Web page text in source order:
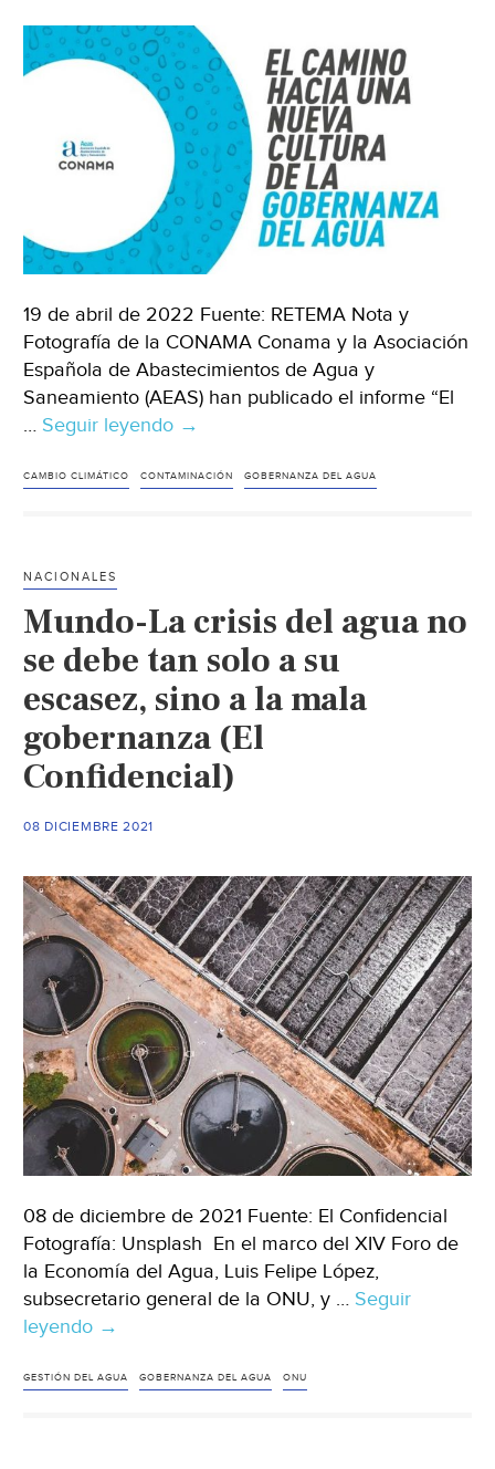
19 de abril de 2022 Fuente: RETEMA Nota y
Fotografía de la CONAMA Conama y la Asociación
Española de Abastecimientos de Agua y
Saneamiento (AEAS) han publicado el informe “El
… Seguir leyendo Mundo-
la
riesgos
climáticos
y
de
contaminación
(RETEMA)
→
CAMBIO CLIMÁTICO CONTAMINACIÓN GOBERNANZA DEL AGUA
NACIONALES
Mundo-La crisis del agua no
se debe tan solo a su
escasez, sino a la mala
gobernanza (El
Confidencial)
08 DICIEMBRE 2021
08 de diciembre de 2021 Fuente: El Confidencial
Fotografía: Unsplash En el marco del XIV Foro de
la Economía del Agua, Luis Felipe López,
subsecretario general de la ONU, y … Seguir
leyendo Mundo-
crisis
→
GESTIÓN DEL AGUA GOBERNANZA DEL AGUA ONU